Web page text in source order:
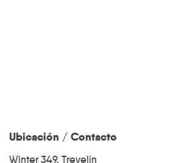
Ubicación / Contacto
Winter 349, Trevelin